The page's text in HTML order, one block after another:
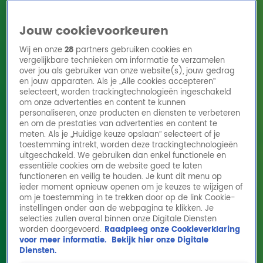
HomeActiesRadioshows DJ'sRadio 10 zendersHitlijsten
Radio luisteren
Volg Radio 10
Zoeken
HomeOnline Radio LuisterenActiesShowsAlle zenders
Droom komt uit: Gijs past trouwjurken voor
zijn verjaardag
27 mrt 2025, 15:47
Jouw cookievoorkeuren
Wij en onze28 partners gebruiken cookies en
vergelijkbare technieken om informatie te verzamelen
over jou als gebruiker van onze website(s), jouw gedrag
en jouw apparaten. Als je „Alle cookies accepteren”
selecteert, worden trackingtechnologieën ingeschakeld
om onze advertenties en content te kunnen
personaliseren, onze producten en diensten te verbeteren
en om de prestaties van advertenties en content te
meten. Als je „Huidige keuze opslaan” selecteert of je
toestemming intrekt, worden deze trackingtechnologieën
uitgeschakeld. We gebruiken dan enkel functionele en
essentiële cookies om de website goed te laten
functioneren en veilig te houden. Je kunt dit menu op
ieder moment opnieuw openen om je keuzes te wijzigen of
om je toestemming in te trekken door op de link Cookie-
instellingen onder aan de webpagina te klikken. Je
selecties zullen overal binnen onze Digitale Diensten
worden doorgevoerd. Raadpleeg onze Cookieverklaring
voor meer informatie. Bekijk hier onze Digitale
Diensten.